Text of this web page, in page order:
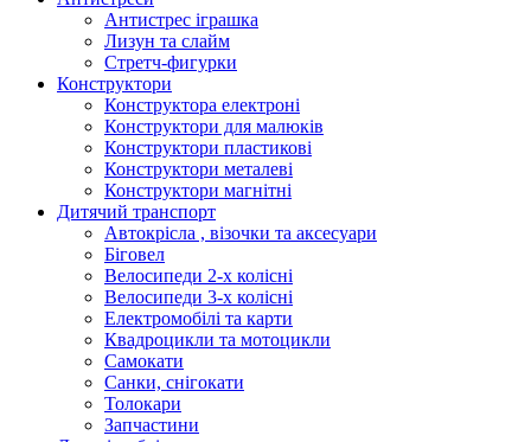
Антистрес іграшка
Лизун та слайм
Стретч-фигурки
Конструктори
Конструктора електроні
Конструктори для малюків
Конструктори пластикові
Конструктори металеві
Конструктори магнітні
Дитячий транспорт
Автокрісла , візочки та аксесуари
Біговел
Велосипеди 2-х колісні
Велосипеди 3-х колісні
Електромобілі та карти
Квадроцикли та мотоцикли
Самокати
Санки, снігокати
Толокари
Запчастини